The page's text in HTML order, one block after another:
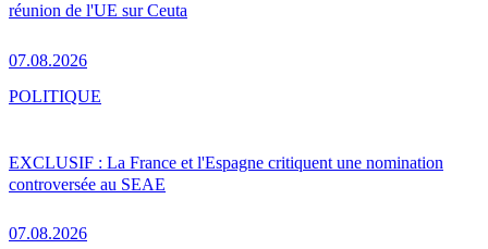
réunion de l'UE sur Ceuta
07.08.2026
EXCLUSIF : La France et l'Espagne critiquent une nomination
controversée au SEAE
07.08.2026
POLITIQUE